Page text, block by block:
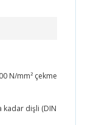
N/mm² çekme
kadar dişli (DIN